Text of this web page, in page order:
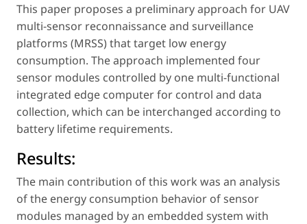
This paper proposes a preliminary approach for UAV
multi-sensor reconnaissance and surveillance
platforms (MRSS) that target low energy
consumption. The approach implemented four
sensor modules controlled by one multi-functional
integrated edge computer for control and data
collection, which can be interchanged according to
battery lifetime requirements.
Results:
The main contribution of this work was an analysis
of the energy consumption behavior of sensor
modules managed by an embedded system with